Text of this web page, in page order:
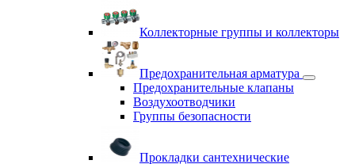
Коллекторные группы и коллекторы
Предохранительная арматура
Предохранительные клапаны
Воздухоотводчики
Группы безопасности
Прокладки сантехнические